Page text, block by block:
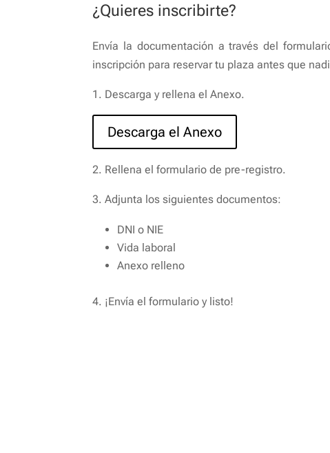
¿Quieres inscribirte?
Envía la documentación a través del
inscripción para reservar tu plaza antes que
1. Descarga y rellena el Anexo.
Descarga el Anexo
2. Rellena el formulario de pre-registro.
3. Adjunta los siguientes documentos:
DNI o NIE
Vida laboral
Anexo relleno
4. ¡Envía el formulario y listo!